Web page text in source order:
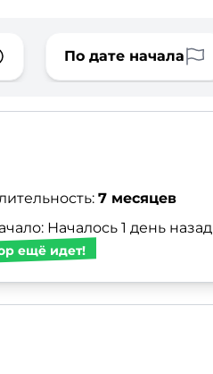
По дате начала
7 месяцев
Началось 1 день назад
ещё идет!